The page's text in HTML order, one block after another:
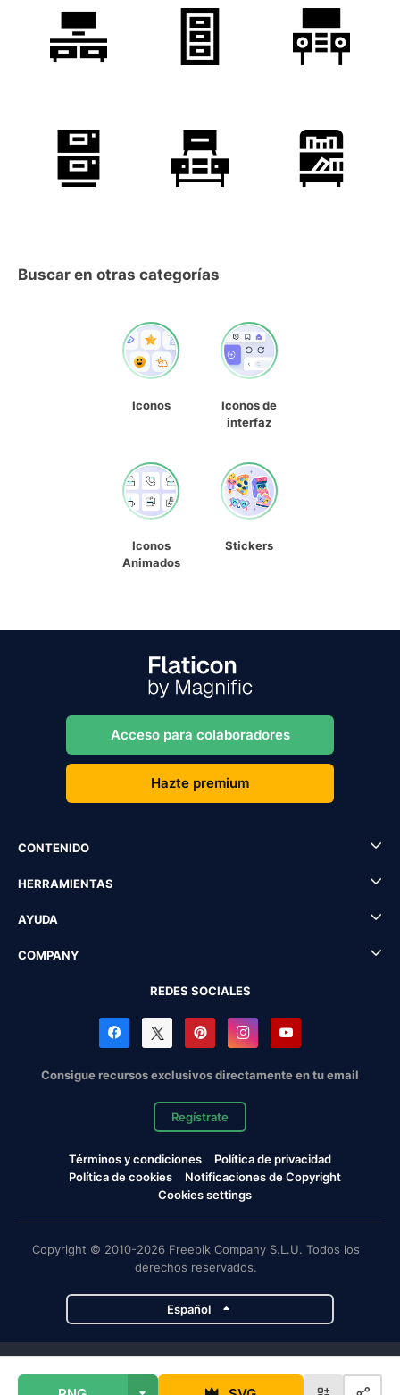
Buscar en otras categorías
Iconos
Iconos de
interfaz
Iconos
Animados
Stickers
Acceso para colaboradores
Hazte premium
CONTENIDO
HERRAMIENTAS
AYUDA
COMPANY
REDES SOCIALES
Consigue recursos exclusivos directamente en tu email
Regístrate
Términos y condiciones
Política de privacidad
Política de cookies
Notificaciones de Copyright
Cookies settings
Copyright © 2010-2026 Freepik Company S.L.U. Todos los
derechos reservados.
Español